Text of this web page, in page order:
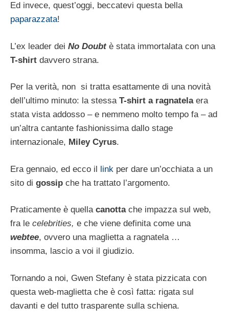
Ed invece, quest’oggi, beccatevi questa bella
paparazzata!
L’ex leader dei No Doubtè stata immortalata con una
T-shirt davvero strana.
Per la verità, non si tratta esattamente di una novità
dell’ultimo minuto: la stessa T-shirt a ragnatelaera
stata vista addosso – e nemmeno molto tempo fa – ad
un’altra cantante fashionissima dallo stage
internazionale, Miley Cyrus.
Era gennaio, ed ecco il link per dare un’occhiata a un
sito di gossip che ha trattato l’argomento.
Praticamente è quellacanottache impazza sul web,
fra le celebrities, e che viene definita come una
webtee, ovvero una maglietta a ragnatela …
insomma, lascio a voi il giudizio.
Tornando a noi, Gwen Stefany è stata pizzicata con
questa web-maglietta che è così fatta: rigata sul
davanti e del tutto trasparente sulla schiena.